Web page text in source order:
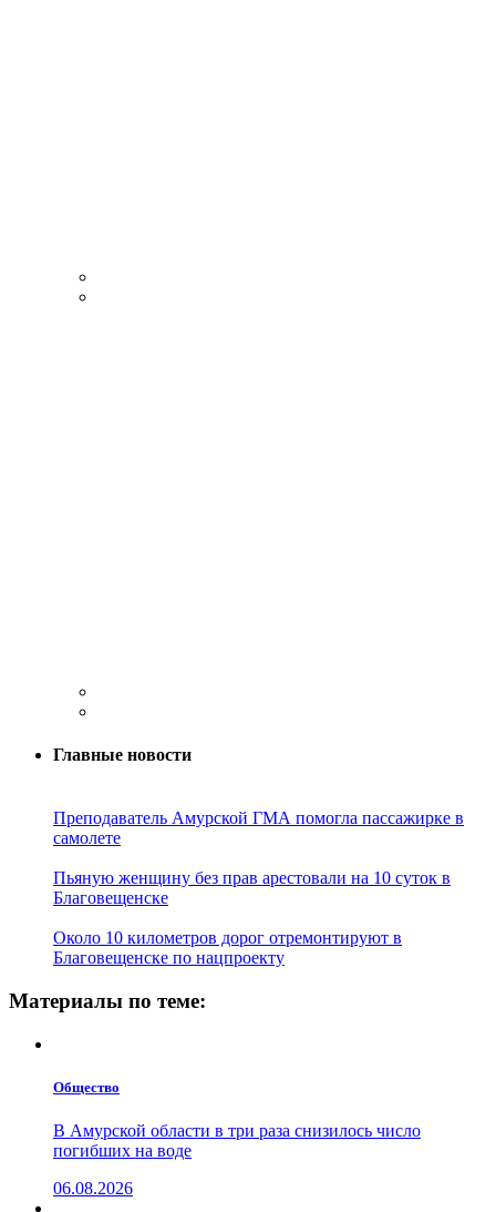
Главные новости
Преподаватель Амурской ГМА помогла пассажирке в
самолете
Пьяную женщину без прав арестовали на 10 суток в
Благовещенске
Около 10 километров дорог отремонтируют в
Благовещенске по нацпроекту
Материалы по теме:
Общество
В Амурской области в три раза снизилось число
погибших на воде
06.08.2026